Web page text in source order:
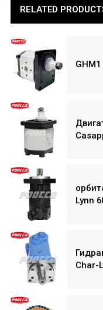
RELATED
Lynn
Char-